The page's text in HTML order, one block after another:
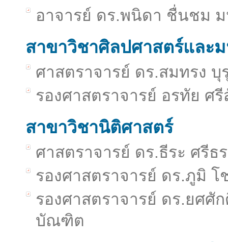
อาจารย์ ดร.พนิดา ชื่นชม
สาขาวิชาศิลปศาสตร์และ
ศาสตราจารย์ ดร.สมทรง
รองศาสตราจารย์ อรทัย ศ
สาขาวิชานิติศาสตร์
ศาสตราจารย์ ดร.ธีระ ศรี
รองศาสตราจารย์ ดร.ภูมิ
รองศาสตราจารย์ ดร.ยศศั
บัณฑิต